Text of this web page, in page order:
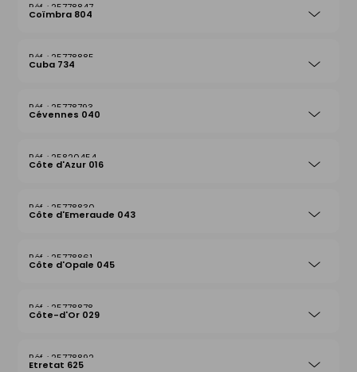
25778847
Coïmbra 804
25778885
Cuba 734
25778793
Cévennes 040
25820454
Côte d'Azur 016
25778830
Côte d'Emeraude 043
25778861
Côte d'Opale 045
25778878
Côte-d'Or 029
25778892
Etretat 625